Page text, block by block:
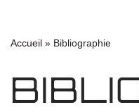
Accueil » Bibliographie